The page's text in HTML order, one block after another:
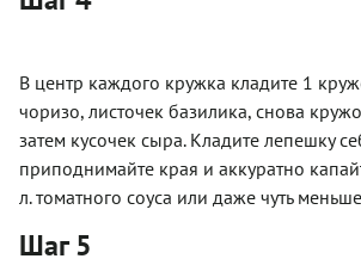
В центр каждого кружка кладите 1
чоризо, листочек базилика, снова
затем кусочек сыра. Кладите лепешку
приподнимайте края и аккуратно
л. томатного соуса или даже чуть
Шаг 5